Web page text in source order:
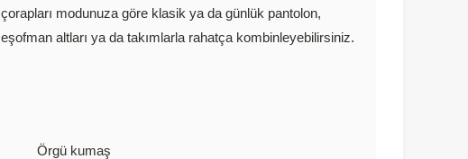
çorapları modunuza göre klasik ya da günlük pantolon,
eşofman altları ya da takımlarla rahatça kombinleyebilirsiniz.
Örgü kumaş